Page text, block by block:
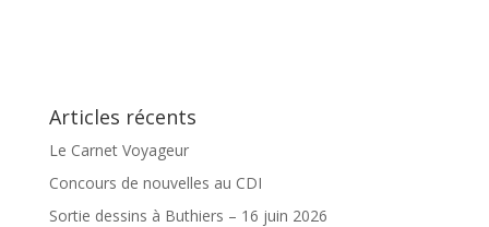
Articles récents
Le Carnet Voyageur
Concours de nouvelles au CDI
Sortie dessins à Buthiers – 16 juin 2026